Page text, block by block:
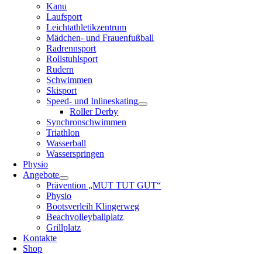
Kanu
Laufsport
Leichtathletikzentrum
Mädchen- und Frauenfußball
Radrennsport
Rollstuhlsport
Rudern
Schwimmen
Skisport
Speed- und Inlineskating
Roller Derby
Synchronschwimmen
Triathlon
Wasserball
Wasserspringen
Physio
Angebote
Prävention „MUT TUT GUT“
Physio
Bootsverleih Klingerweg
Beachvolleyballplatz
Grillplatz
Kontakte
Shop